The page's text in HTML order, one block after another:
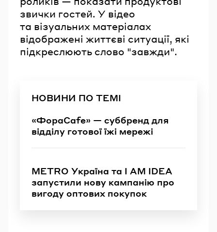
звички гостей. У відео
та візуальних матеріалах
відображені життєві ситуації, які
підкреслюють слово "завжди".
НОВИНИ ПО ТЕМІ
«ФораCafe» — суббренд для
відділу готової їжі мережі
METRO Україна та I AM IDEA
запустили нову кампанію про
вигоду оптових покупок